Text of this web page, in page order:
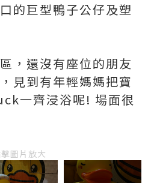
的巨型鴨子公仔及塑
，還沒有座位的朋友
見到有年輕媽媽把寶
一齊浸浴呢! 場面很
圖片放大